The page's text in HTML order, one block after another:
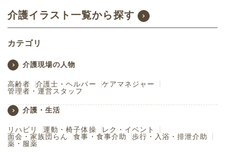
介護イラスト一覧から探す
カテゴリ
介護現場の人物
高齢者 介護士・ヘルパー
ケアマネジャー
管理者・運営スタッフ
介護・生活
リハビリ 運動・椅子体操
レク・イベント
面会・家族団らん
食事・食事介助
歩行・入浴・排泄介助
薬・服薬